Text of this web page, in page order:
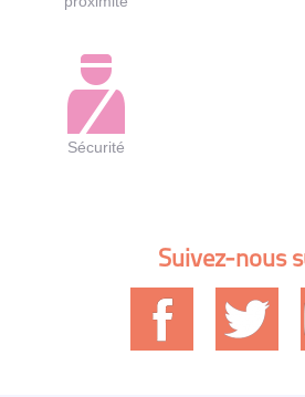
Sécurité
Suivez-nous